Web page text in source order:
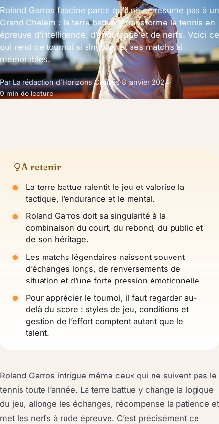
Roland Garros fascine parce qu’il ne se résume pas à un
Grand Chelem : la terre battue y transforme le tennis en
épreuve d’intelligence, d’endurance et de nerfs. Voici ce
qui rend ce tournoi si singulier et ses matchs si
mémorables.
Par La rédaction d’Horizons Croisés·8 janvier 2024·
9 min de lecture
À retenir
La terre battue ralentit le jeu et valorise la
tactique, l’endurance et le mental.
Roland Garros doit sa singularité à la
combinaison du court, du rebond, du public et
de son héritage.
Les matchs légendaires naissent souvent
d’échanges longs, de renversements de
situation et d’une forte pression émotionnelle.
Pour apprécier le tournoi, il faut regarder au-
delà du score : styles de jeu, conditions et
gestion de l’effort comptent autant que le
talent.
Roland Garros intrigue même ceux qui ne suivent pas le
tennis toute l’année. La terre battue y change la logique
du jeu, allonge les échanges, récompense la patience et
met les nerfs à rude épreuve. C’est précisément ce